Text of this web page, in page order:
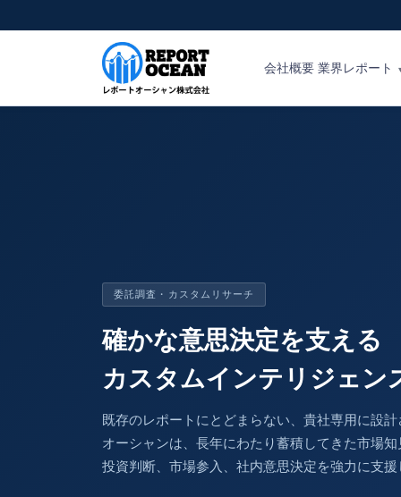
会社概要 業界レポート
委託調査・カスタムリサーチ
確かな意思決定を支える
カスタムインテリジェン
既存のレポートにとどまらない、貴社専用に設
オーシャンは、長年にわたり蓄積してきた市場
投資判断、市場参入、社内意思決定を強力に支援